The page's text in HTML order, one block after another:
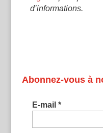
d’informations.
Abonnez-vous à
E-mail *